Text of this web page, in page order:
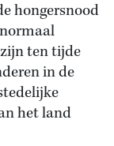
hongersnood
ten tijde
in de
het land